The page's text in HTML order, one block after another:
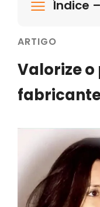
Índice
ARTIGO
Valorize o